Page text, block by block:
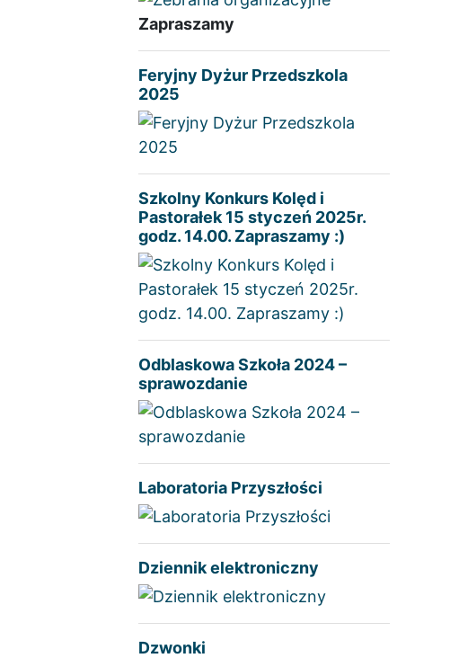
Zapraszamy
Feryjny Dyżur Przedszkola
2025
Szkolny Konkurs Kolęd i
Pastorałek 15 styczeń 2025r.
godz. 14.00. Zapraszamy :)
Odblaskowa Szkoła 2024 –
sprawozdanie
Laboratoria Przyszłości
Dziennik elektroniczny
Dzwonki